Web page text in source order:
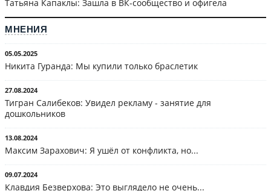
Татьяна Капаклы: Зашла в ВК-сообщество и офигела
МНЕНИЯ
05.05.2025
Никита Гуранда: Мы купили только браслетик
27.08.2024
Тигран Салибеков: Увидел рекламу - занятие для
дошкольников
13.08.2024
Максим Зарахович: Я ушёл от конфликта, но...
09.07.2024
Клавдия Безверхова: Это выглядело не очень...